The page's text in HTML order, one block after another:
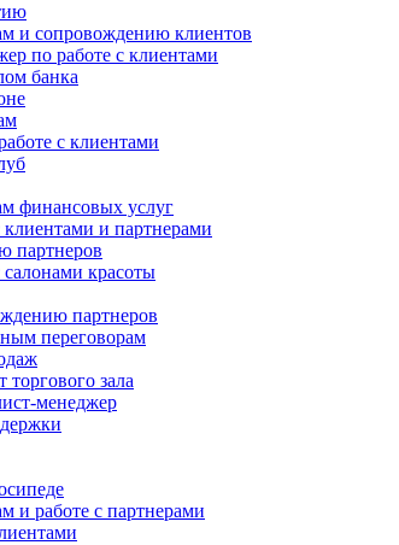
и сопровождению клиентов
по работе с клиентами
банка
с клиентами
финансовых услуг
и партнерами
партнеров
красоты
партнеров
переговорам
торгового зала
менеджер
и работе с партнерами